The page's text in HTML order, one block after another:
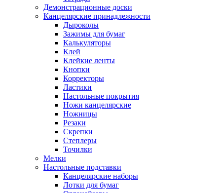
Демонстрационные доски
Канцелярские принадлежности
Дыроколы
Зажимы для бумаг
Калькуляторы
Клей
Клейкие ленты
Кнопки
Корректоры
Ластики
Настольные покрытия
Ножи канцелярские
Ножницы
Резаки
Скрепки
Степлеры
Точилки
Мелки
Настольные подставки
Канцелярские наборы
Лотки для бумаг